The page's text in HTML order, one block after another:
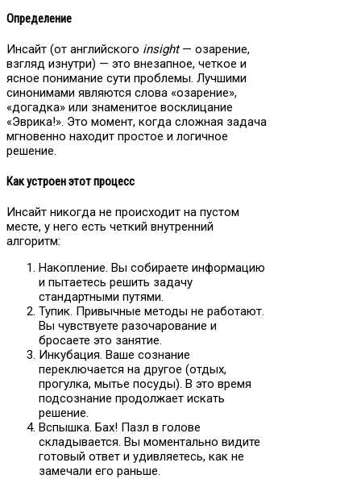
Определение
Инсайт (от английского insight— озарение,
взгляд изнутри) — это внезапное, четкое и
ясное понимание сути проблемы. Лучшими
синонимами являются слова «озарение»,
«догадка» или знаменитое восклицание
«Эврика!». Это момент, когда сложная задача
мгновенно находит простое и логичное
решение.
Как устроен этот процесс
Инсайт никогда не происходит на пустом
месте, у него есть четкий внутренний
алгоритм:
Накопление. Вы собираете информацию
и пытаетесь решить задачу
стандартными путями.
Тупик. Привычные методы не работают.
Вы чувствуете разочарование и
бросаете это занятие.
Инкубация. Ваше сознание
переключается на другое (отдых,
прогулка, мытье посуды). В это время
подсознание продолжает искать
решение.
Вспышка. Бах! Пазл в голове
складывается. Вы моментально видите
готовый ответ и удивляетесь, как не
замечали его раньше.